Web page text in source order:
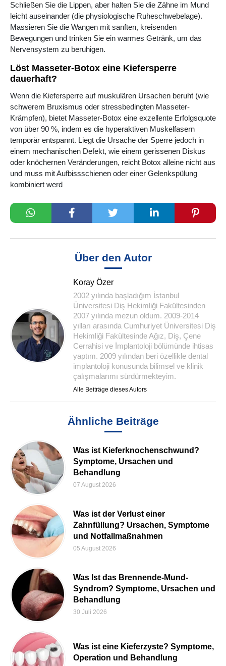
Schließen Sie die Lippen, aber halten Sie die Zähne im Mund
leicht auseinander (die physiologische Ruheschwebelage).
Massieren Sie die Wangen mit sanften, kreisenden
Bewegungen und trinken Sie ein warmes Getränk, um das
Nervensystem zu beruhigen.
Löst Masseter-Botox eine Kiefersperre
dauerhaft?
Wenn die Kiefersperre auf muskulären Ursachen beruht (wie
schwerem Bruxismus oder stressbedingten Masseter-
Krämpfen), bietet Masseter-Botox eine exzellente Erfolgsquote
von über 90 %, indem es die hyperaktiven Muskelfasern
temporär entspannt. Liegt die Ursache der Sperre jedoch in
einem mechanischen Defekt, wie einem gerissenen Diskus
oder knöchernen Veränderungen, reicht Botox alleine nicht aus
und muss mit Aufbissschienen oder einer Gelenkspülung
kombiniert werd
Über den Autor
Koray Özer
2002 yılında başladığım İstanbul
Üniversitesi Diş Hekimliği Fakültesinden
2007 yılında mezun oldum. 2009-2014
yılları arasında Cumhuriyet Üniversitesi Diş
Hekimliği Fakültesinde Ağız, Diş, Çene
Cerrahisi ve İmplantoloji bölümünde ihtisas
yaptım. 2009 yılından beri özellikle dental
implantoloji konusunda bilimsel ve klinik
çalışmalarımı sürdürmekteyim.
Alle Beiträge dieses Autors
Ähnliche Beiträge
Was ist Kieferknochenschwund?
Symptome, Ursachen und
Behandlung
07 August 2026
Was ist der Verlust einer
Zahnfüllung? Ursachen, Symptome
und Notfallmaßnahmen
05 August 2026
Was Ist das Brennende-Mund-
Syndrom? Symptome, Ursachen und
Behandlung
30 Juli 2026
Was ist eine Kieferzyste? Symptome,
Operation und Behandlung